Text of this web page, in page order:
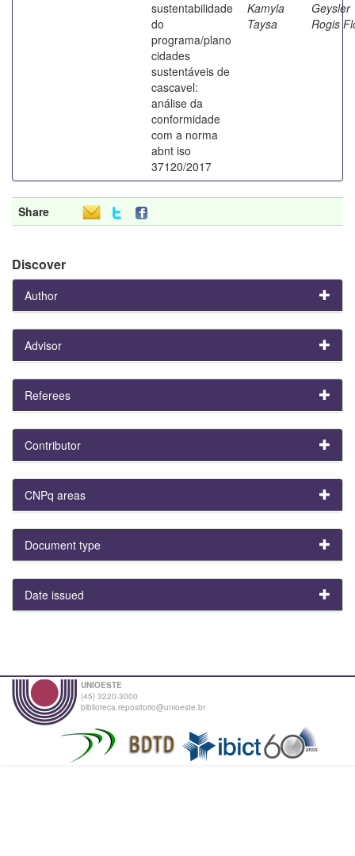
sustentabilidade
do
programa/plano
cidades
sustentáveis de
cascavel:
análise da
conformidade
com a norma
abnt iso
37120/2017
Kamyla
Taysa
Geysler
Rogis
Share
Discover
Author
Advisor
Referees
Contributor
CNPq areas
Document type
Date issued
UNIOESTE
(45) 3220-3000
biblioteca.repositorio@unioeste.br